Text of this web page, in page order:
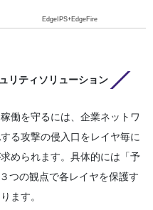
EdgeIPS+EdgeFire
リティソリューション
働を守るには、企業ネットワ
る攻撃の侵入口をレイヤ毎に
められます。具体的には「予
つの観点で各レイヤを保護す
ます。